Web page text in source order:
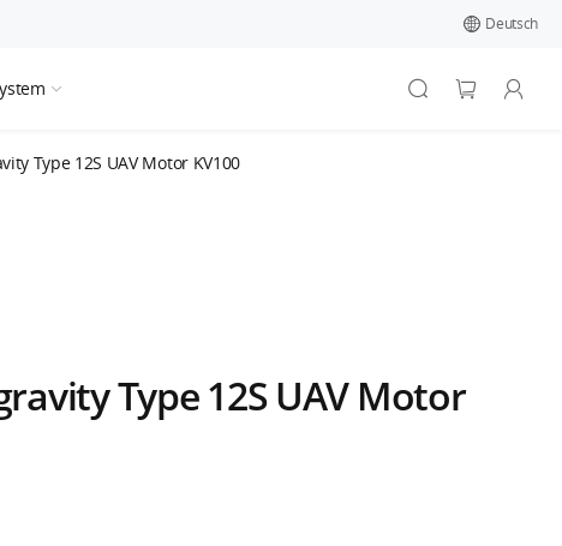
Deutsch
Type 12S UAV Motor KV100
Type 12S UAV Motor